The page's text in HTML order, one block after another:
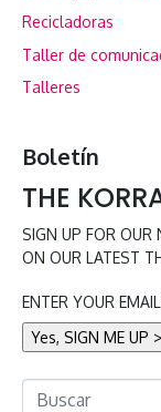
Recicladoras
Taller de
Talleres
Boletín
THE
SIGN UP FOR OUR
ON OUR LATEST
ENTER YOUR